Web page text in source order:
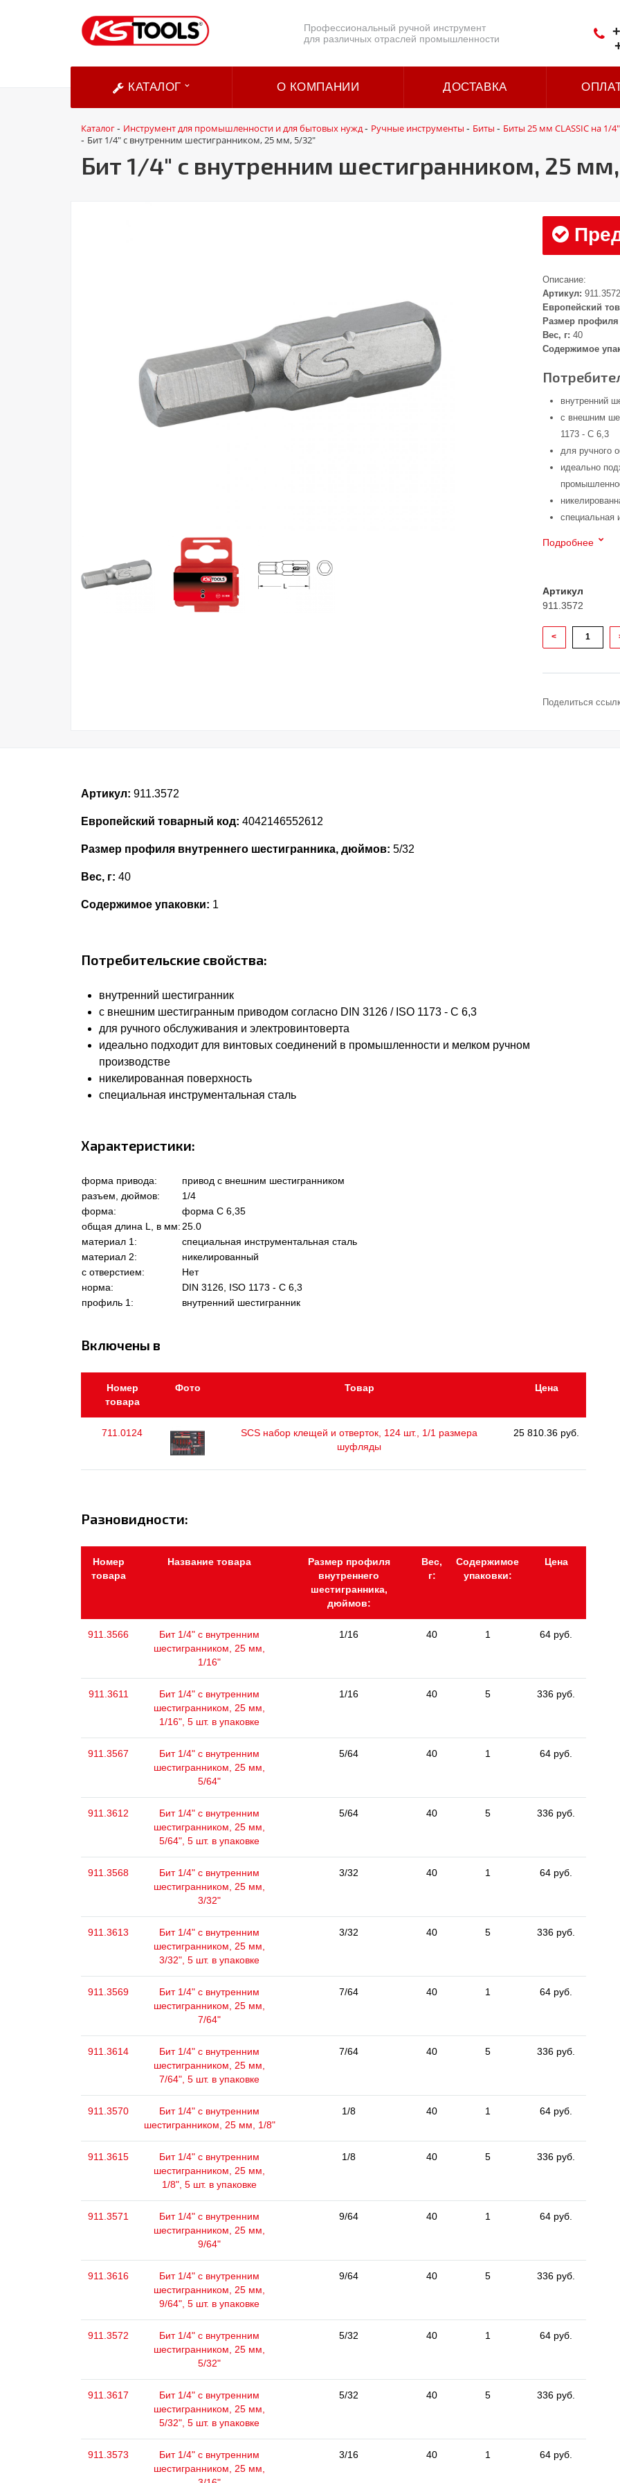
Профессиональный ручной инструмент
для различных отраслей промышленности
КАТАЛОГ О КОМПАНИИ ДОСТАВКА
Каталог- Инструмент для промышленности и для бытовых нужд- Ручные инструменты - Биты - Биты 25 мм CLASSIC на 1/4"
- Бит 1/4" с внутренним шестигранником, 25 мм, 5/32"
Бит 1/4" с внутренним шестигранником, 25
Описание:
Артикул: 911.3572
Европейский
Размер профиля
Вес, г: 40
Содержимое
внутренний
с внешним
1173 - C 6,3
для ручного
идеально
специальная
Подробнее
Артикул
911.3572
<
Поделиться
Артикул: 911.3572
Европейский товарный код: 4042146552612
Размер профиля внутреннего шестигранника, дюймов: 5/32
Вес, г: 40
Содержимое упаковки: 1
Потребительские свойства:
внутренний шестигранник
с внешним шестигранным приводом согласно DIN 3126 / ISO 1173 - C 6,3
для ручного обслуживания и электровинтоверта
идеально подходит для винтовых соединений в промышленности и мелком ручном
производстве
никелированная поверхность
специальная инструментальная сталь
Характеристики:
форма привода:
привод с внешним шестигранником
разъем, дюймов:
1/4
форма:
форма C 6,35
общая длина L, в мм: 25.0
материал 1:
специальная инструментальная сталь
материал 2:
никелированный
с отверстием:
Нет
норма:
DIN 3126, ISO 1173 - C 6,3
профиль 1:
внутренний шестигранник
Включены в
Номер
товара
Фото Товар Цена
711.0124
SCS набор клещей и отверток, 124 шт., 1/1 размера
шуфляды
25 810.36 руб.
Разновидности:
Номер
товара
Название товара
Размер профиля
внутреннего
шестигранника,
дюймов:
Вес,
г:
Содержимое
упаковки:
Цена
911.3566
Бит 1/4" с внутренним
шестигранником, 25 мм,
1/16"
1/16 40 1 64 руб.
911.3611
Бит 1/4" с внутренним
шестигранником, 25 мм,
1/16", 5 шт. в упаковке
1/16 40 5 336 руб.
911.3567
Бит 1/4" с внутренним
шестигранником, 25 мм,
5/64"
5/64 40 1 64 руб.
911.3612
Бит 1/4" с внутренним
шестигранником, 25 мм,
5/64", 5 шт. в упаковке
5/64 40 5 336 руб.
911.3568
Бит 1/4" с внутренним
шестигранником, 25 мм,
3/32"
3/32 40 1 64 руб.
911.3613
Бит 1/4" с внутренним
шестигранником, 25 мм,
3/32", 5 шт. в упаковке
3/32 40 5 336 руб.
911.3569
Бит 1/4" с внутренним
шестигранником, 25 мм,
7/64"
7/64 40 1 64 руб.
911.3614
Бит 1/4" с внутренним
шестигранником, 25 мм,
7/64", 5 шт. в упаковке
7/64 40 5 336 руб.
911.3570
Бит 1/4" с внутренним
шестигранником, 25 мм, 1/8"
1/8 40 1 64 руб.
911.3615
Бит 1/4" с внутренним
шестигранником, 25 мм,
1/8", 5 шт. в упаковке
1/8 40 5 336 руб.
911.3571
Бит 1/4" с внутренним
шестигранником, 25 мм,
9/64"
9/64 40 1 64 руб.
911.3616
Бит 1/4" с внутренним
шестигранником, 25 мм,
9/64", 5 шт. в упаковке
9/64 40 5 336 руб.
911.3572
Бит 1/4" с внутренним
шестигранником, 25 мм,
5/32"
5/32 40 1 64 руб.
911.3617
Бит 1/4" с внутренним
шестигранником, 25 мм,
5/32", 5 шт. в упаковке
5/32 40 5 336 руб.
911.3573
Бит 1/4" с внутренним
шестигранником, 25 мм,
3/16 40 1 64 руб.